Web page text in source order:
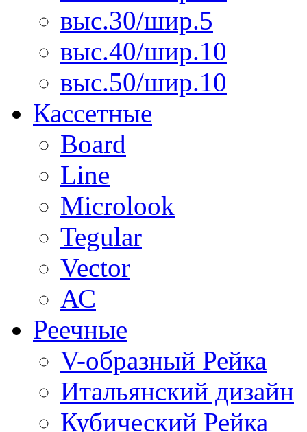
выс.30/шир.5
выс.40/шир.10
выс.50/шир.10
Кассетные
Board
Line
Microlook
Tegular
Vector
АС
Реечные
V-образный Рейка
Итальянский дизайн
Кубический Рейка